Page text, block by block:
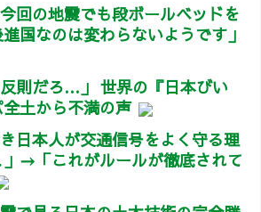
回の地震でも段ボールベッドを
国なのは変わらないようです」
則だろ…」 世界の『日本びい
土から不満の声
日本人が交通信号をよく守る理
→「これがルールが徹底されて